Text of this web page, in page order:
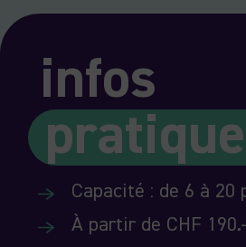
infos
Capacité : de 6 à 20
À partir de CHF